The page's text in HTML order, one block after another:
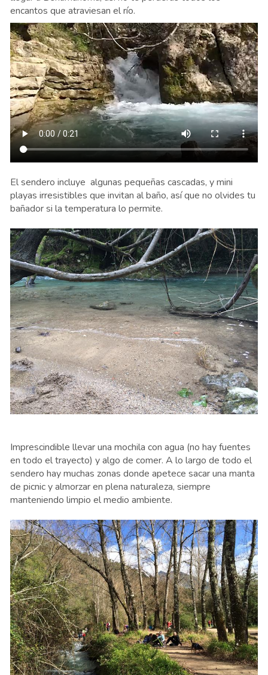
encantos que atraviesan el río.
El sendero incluye algunas pequeñas cascadas, y mini
playas irresistibles que invitan al baño, así que no olvides tu
bañador si la temperatura lo permite.
Imprescindible llevar una mochila con agua (no hay fuentes
en todo el trayecto) y algo de comer. A lo largo de todo el
sendero hay muchas zonas donde apetece sacar una manta
de picnic y almorzar en plena naturaleza, siempre
manteniendo limpio el medio ambiente.